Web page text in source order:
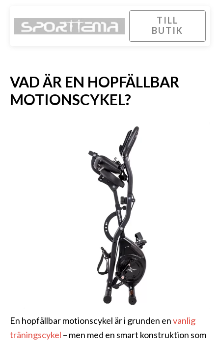
TILL
BUTIK
VAD ÄR EN HOPFÄLLBAR
MOTIONSCYKEL?
En hopfällbar motionscykel är i grunden envanlig
träningscykel – men med en smart konstruktion som